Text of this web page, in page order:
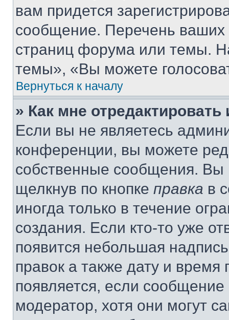
вам придется
сообщение. Перечень ваших
страниц форума или темы.
темы», «Вы можете
Вернуться к началу
» Как мне
Если вы не являетесь
конференции, вы можете
собственные сообщения. Вы
щелкнув по кнопке правка в
иногда только в течение
создания. Если кто-то уже
появится небольшая
правок а также дату и
появляется, если
модератор, хотя они могут